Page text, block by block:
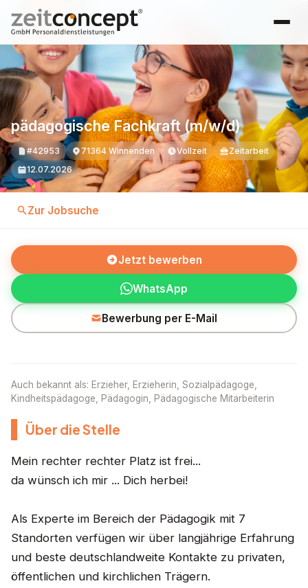
pädagogische Fachkraft (m/w/d)
#42953 71364 Winnenden Vollzeit
Zeitarbeit
12.07.2026
Zur Jobsuche
Jetzt bewerben
WhatsApp
Bewerbung per E-Mail
Auch bekannt als: Erzieher, Erzieherin, Sozialpädagoge,
Kindheitspädagoge, Pädagogin, Pädagogische Mitarbeiterin
Über die Stelle
Mein rechter rechter Platz ist frei...
da wünsch ich mir ... Dich herbei!
Als Experte im Bereich der Pädagogik mit 7
Standorten verfügen wir über langjährige Erfahrung
und beste deutschlandweite Kontakte zu privaten,
öffentlichen und kirchlichen Trägern.